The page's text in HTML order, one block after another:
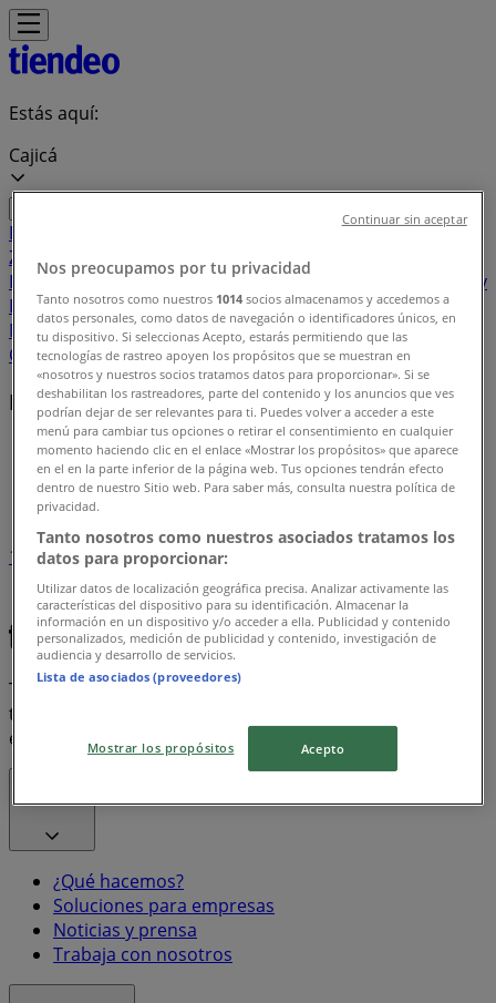
Estás aquí:
Cajicá
Destacados
Zapatos
Hogar y Muebles Informática y
ElectrónicaFarmacias, Droguerías y Ópticas
Perfumerías y
BellezaRestaurantesJuguetes y BebésDeporteCarros,
Motos y RepuestosFerreterías y ConstrucciónLibros y
CineViajesBancos y Seguros
Marcas locales
Tiendeo en Cajicá»
Índice marcas
1
Bon Preu
Frito Lay
Tiendeo forma parte de Shopfully, la empresa
tecnológica que está reinventando las compras locales
en todo el mundo.
¿Qué hacemos?
Soluciones para empresas
Noticias y prensa
Trabaja con nosotros
Nos preocupamos por tu privacidad
Tanto nosotros como nuestros 1014 socios almacenamos y accedemos a
datos personales, como datos de navegación o identificadores únicos, en
tu dispositivo. Si seleccionas Acepto, estarás permitiendo que las
tecnologías de rastreo apoyen los propósitos que se muestran en
«nosotros y nuestros socios tratamos datos para proporcionar». Si se
deshabilitan los rastreadores, parte del contenido y los anuncios que ves
podrían dejar de ser relevantes para ti. Puedes volver a acceder a este
menú para cambiar tus opciones o retirar el consentimiento en cualquier
momento haciendo clic en el enlace «Mostrar los propósitos» que aparece
en el en la parte inferior de la página web. Tus opciones tendrán efecto
dentro de nuestro Sitio web. Para saber más, consulta nuestra política de
privacidad.
Tanto nosotros como nuestros asociados tratamos los
datos para proporcionar:
Utilizar datos de localización geográfica precisa. Analizar activamente las
características del dispositivo para su identificación. Almacenar la
información en un dispositivo y/o acceder a ella. Publicidad y contenido
personalizados, medición de publicidad y contenido, investigación de
audiencia y desarrollo de servicios.
Lista de asociados (proveedores)
Mostrar los propósitos Acepto
Continuar sin aceptar